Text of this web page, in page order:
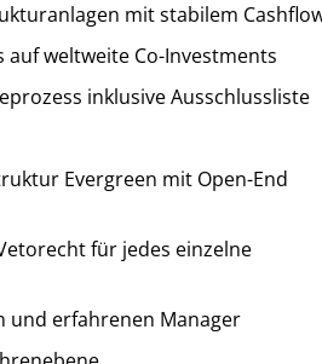
mit stabilem
weltweite Co-Investments
inklusive Ausschlussliste
Evergreen mit Open-End
für jedes einzelne
und erfahrenen Manager